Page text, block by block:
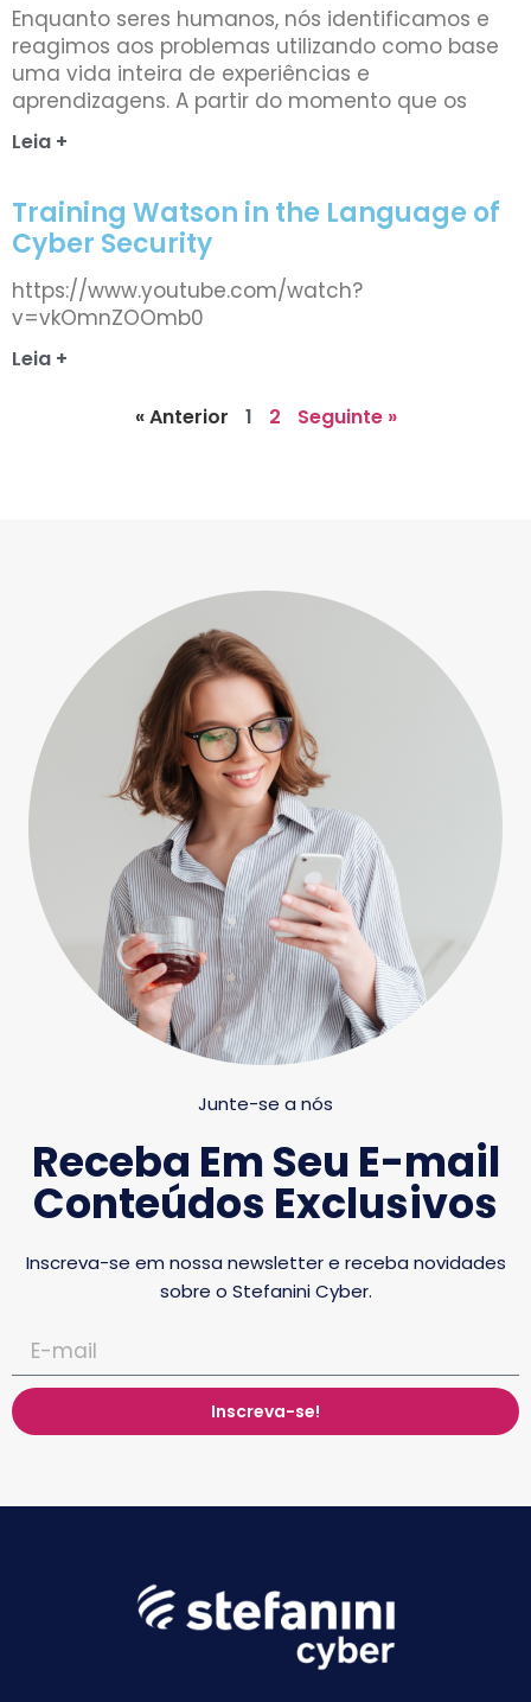
Enquanto seres humanos, nós identificamos e
reagimos aos problemas utilizando como base
uma vida inteira de experiências e
aprendizagens. A partir do momento que os
Leia +
Training Watson in the Language of
Cyber Security
https://www.youtube.com/watch?
v=vkOmnZOOmb0
Leia +
« Anterior 1 2 Seguinte »
Junte-se a nós
Receba Em Seu E-mail
Conteúdos Exclusivos
Inscreva-se em nossa newsletter e receba novidades
sobre o Stefanini Cyber.
Inscreva-se!